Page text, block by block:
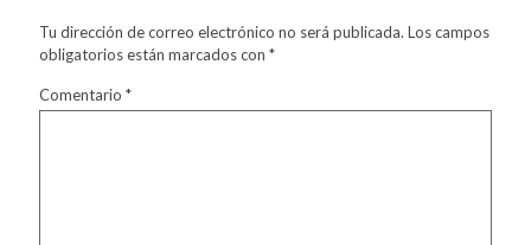
Tu dirección de correo electrónico no será publicada. Los campos
obligatorios están marcados con *
Comentario *